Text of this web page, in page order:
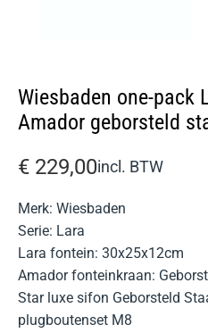
Wiesbaden one-pack
Amador geborsteld
€ 229,00incl. BTW
Merk: Wiesbaden
Serie: Lara
Lara fontein: 30x25x12cm
Amador fonteinkraan:
Star luxe sifon Geborsteld
plugboutenset M8